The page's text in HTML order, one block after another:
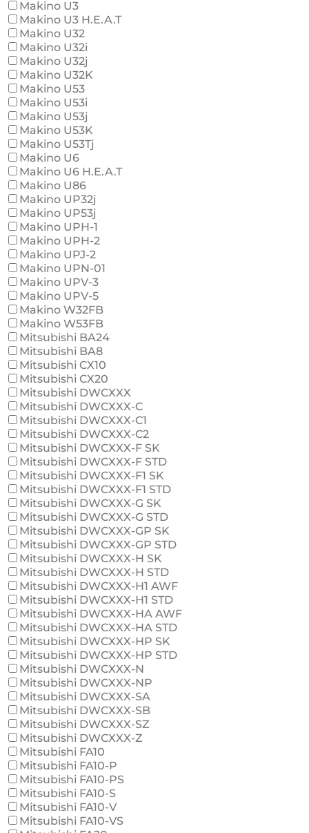
Makino U3
Makino U3 H.E.A.T
Makino U32
Makino U32i
Makino U32j
Makino U32K
Makino U53
Makino U53i
Makino U53j
Makino U53K
Makino U53Tj
Makino U6
Makino U6 H.E.A.T
Makino U86
Makino UP32j
Makino UP53j
Makino UPH-1
Makino UPH-2
Makino UPJ-2
Makino UPN-01
Makino UPV-3
Makino UPV-5
Makino W32FB
Makino W53FB
Mitsubishi BA24
Mitsubishi BA8
Mitsubishi CX10
Mitsubishi CX20
Mitsubishi DWCXXX
Mitsubishi DWCXXX-C
Mitsubishi DWCXXX-C1
Mitsubishi DWCXXX-C2
Mitsubishi DWCXXX-F SK
Mitsubishi DWCXXX-F STD
Mitsubishi DWCXXX-F1 SK
Mitsubishi DWCXXX-F1 STD
Mitsubishi DWCXXX-G SK
Mitsubishi DWCXXX-G STD
Mitsubishi DWCXXX-GP SK
Mitsubishi DWCXXX-GP STD
Mitsubishi DWCXXX-H SK
Mitsubishi DWCXXX-H STD
Mitsubishi DWCXXX-H1 AWF
Mitsubishi DWCXXX-H1 STD
Mitsubishi DWCXXX-HA AWF
Mitsubishi DWCXXX-HA STD
Mitsubishi DWCXXX-HP SK
Mitsubishi DWCXXX-HP STD
Mitsubishi DWCXXX-N
Mitsubishi DWCXXX-NP
Mitsubishi DWCXXX-SA
Mitsubishi DWCXXX-SB
Mitsubishi DWCXXX-SZ
Mitsubishi DWCXXX-Z
Mitsubishi FA10
Mitsubishi FA10-P
Mitsubishi FA10-PS
Mitsubishi FA10-S
Mitsubishi FA10-V
Mitsubishi FA10-VS